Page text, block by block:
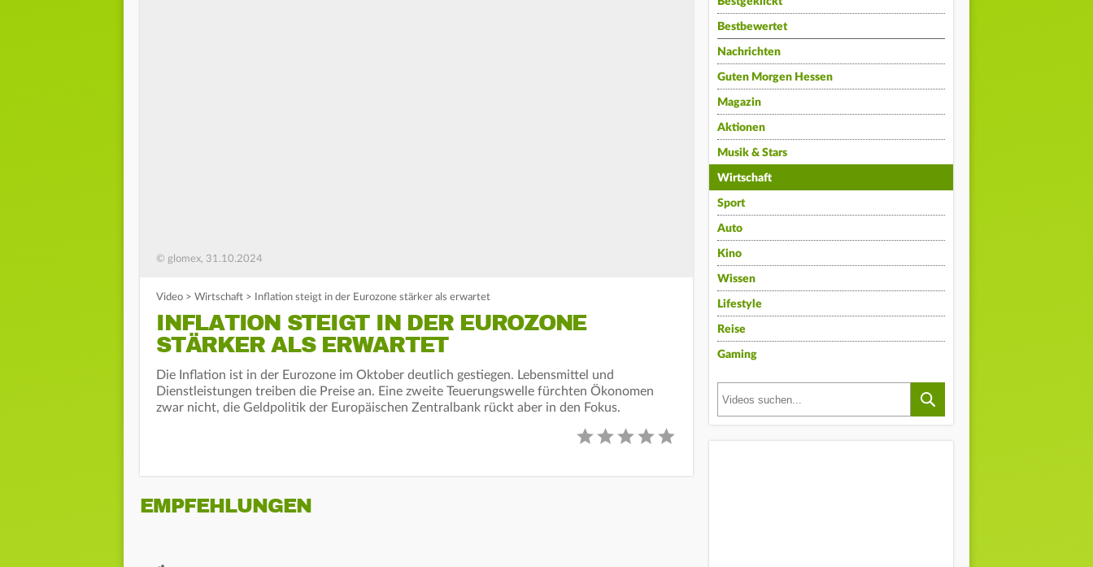
© glomex, 31.10.2024
Video > Wirtschaft > Inflation steigt in der Eurozone stärker als erwartet
INFLATION STEIGT IN DER EUROZONE
STÄRKER ALS ERWARTET
Die Inflation ist in der Eurozone im Oktober deutlich gestiegen. Lebensmittel und
Dienstleistungen treiben die Preise an. Eine zweite Teuerungswelle fürchten Ökonomen
zwar nicht, die Geldpolitik der Europäischen Zentralbank rückt aber in den Fokus.
EMPFEHLUNGEN
Bestbewertet
Nachrichten
Guten Morgen Hessen
Magazin
Aktionen
Musik & Stars
Wirtschaft
Sport
Auto
Kino
Wissen
Lifestyle
Reise
Gaming